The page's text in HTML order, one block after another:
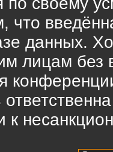
что
данных.
лицам
к